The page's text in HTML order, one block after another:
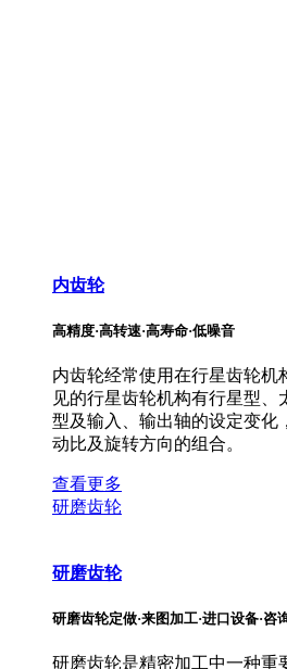
内齿轮
高精度·高转速·高寿命·低噪音
内齿轮经常使用在行星齿轮机
见的行星齿轮机构有行星型
型及输入、输出轴的设定变化
动比及旋转方向的组合。
查看更多
研磨齿轮